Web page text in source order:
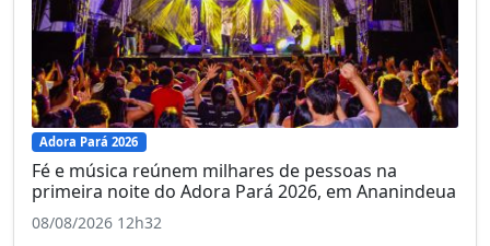
Adora Pará 2026
Fé e música reúnem milhares de pessoas na
primeira noite do Adora Pará 2026, em Ananindeua
08/08/2026 12h32